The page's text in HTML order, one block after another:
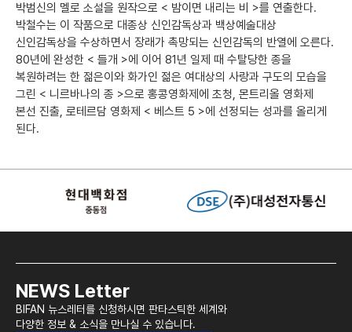
박범신의 멜로 소설을 원작으로 < 밤이면 내리는 비 >를 연출한다.
박철수는 이 작품으로 대종상 신인감독상과 백상예술대상
신인감독상을 수상하면서 장래가 촉망되는 신인감독의 반열에 오른다.
80년에 완성한 < 들개 >에 이어 81년 일제 때 수탈당한 종을
복원하려는 한 젊은이와 화가인 젊은 여대상의 사랑과 구도의 모습을
그린 < 니르바나의 종 >으로 홍콩영화제에 초청, 몬트리올 영화제
본선 진출, 로테르담 영화제 < 베스트 5 >에 선정되는 성과를 올리게
된다.
NEWS Letter
BIFAN 뉴스레터를 신청하시면 판타스틱한 세계와
다양한 정보 & 소식을 만나실 수 있습니다.